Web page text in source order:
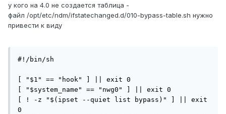
у кого на 4.0 не создается таблица -
файл /opt/etc/ndm/ifstatechanged.d/010-bypass-table.sh нужно
привести к виду
#!/bin/sh
[ "$1" == "hook" ] || exit 0
[ "$system_name" == "nwg0" ] || exit 0
[ ! -z "$(ipset --quiet list bypass)" ] || exit
0